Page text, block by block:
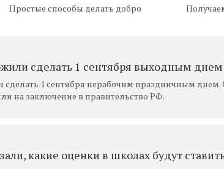
Простые способы делать добро
сделать 1 сентября выходным днем
1 сентября нерабочим праздничным днем.
на заключение в правительство РФ.
какие оценки в школах будут